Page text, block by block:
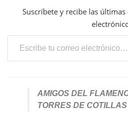
Suscríbete y recibe las
Escribe tu correo electrónico…
AMIGOS DEL
TORRES DE COTILLAS